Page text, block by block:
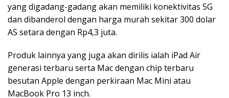
yang digadang-gadang akan memiliki konektivitas 5G
dan dibanderol dengan harga murah sekitar 300 dolar
AS setara dengan Rp4,3 juta.
Produk lainnya yang juga akan dirilis ialah iPad Air
generasi terbaru serta Mac dengan chip terbaru
besutan Apple dengan perkiraan Mac Mini atau
MacBook Pro 13 inch.